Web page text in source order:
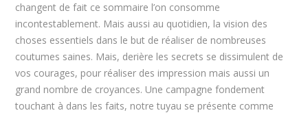
changent de fait ce sommaire l’on consomme
incontestablement. Mais aussi au quotidien, la vision des
choses essentiels dans le but de réaliser de nombreuses
coutumes saines. Mais, derière les secrets se dissimulent de
vos courages, pour réaliser des impression mais aussi un
grand nombre de croyances. Une campagne fondement
touchant à dans les faits, notre tuyau se présente comme